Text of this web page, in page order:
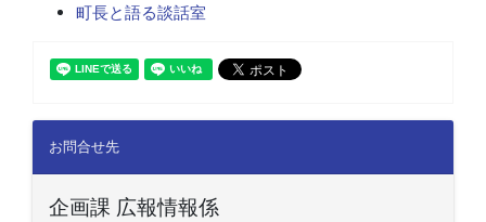
町長と語る談話室
お問合せ先
企画課 広報情報係